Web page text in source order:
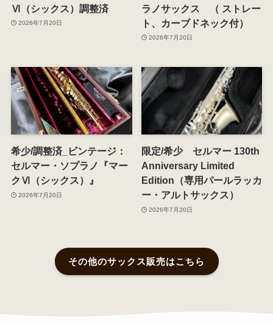
Ⅵ（シックス）調整済
2026年7月20日
ラノサックス （ ストレー
ト、カーブドネック付）
2026年7月20日
希少/調整済_ビンテージ：
セルマー・ソプラノ『マー
クⅥ（シックス）』
2026年7月20日
限定/希少 セルマー 130th
Anniversary Limited
Edition（専用パールラッカ
ー・アルトサックス）
2026年7月20日
その他のサックス販売はこちら